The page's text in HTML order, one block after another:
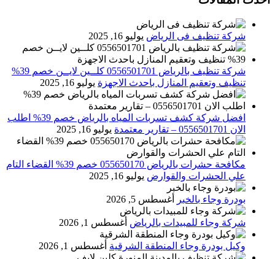
شركة تنظيف فى الرياض يوليو 16, 2025
شركة تنظيف بالرياض 0556501701 كلــين لايــن خصم 39%
تنظيف وتعقيم المنازل باحدث الاجهزة يوليو 16, 2025
افضل شركة كشف تسربات المياه بالرياض خصم 39% اطلب
الان 0556501701‬‏ – تقارير معتمدة
يوليو 16, 2025
مكافحة حشرات بالرياض 055650170 خصم 39% القضاء التام
علي الحشرات والقوارض يوليو 16, 2025
بودرة وجاء بالخبر أغسطس 5, 2026
شركة وجاء للمبيدات بالرياض أغسطس 1, 2026
وكيل بودرة وجاء المنطقة الشرقية أغسطس 1, 2026